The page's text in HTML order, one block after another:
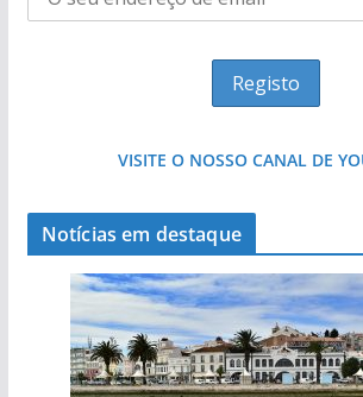
VISITE O NOSSO CANAL DE
Notícias em destaque